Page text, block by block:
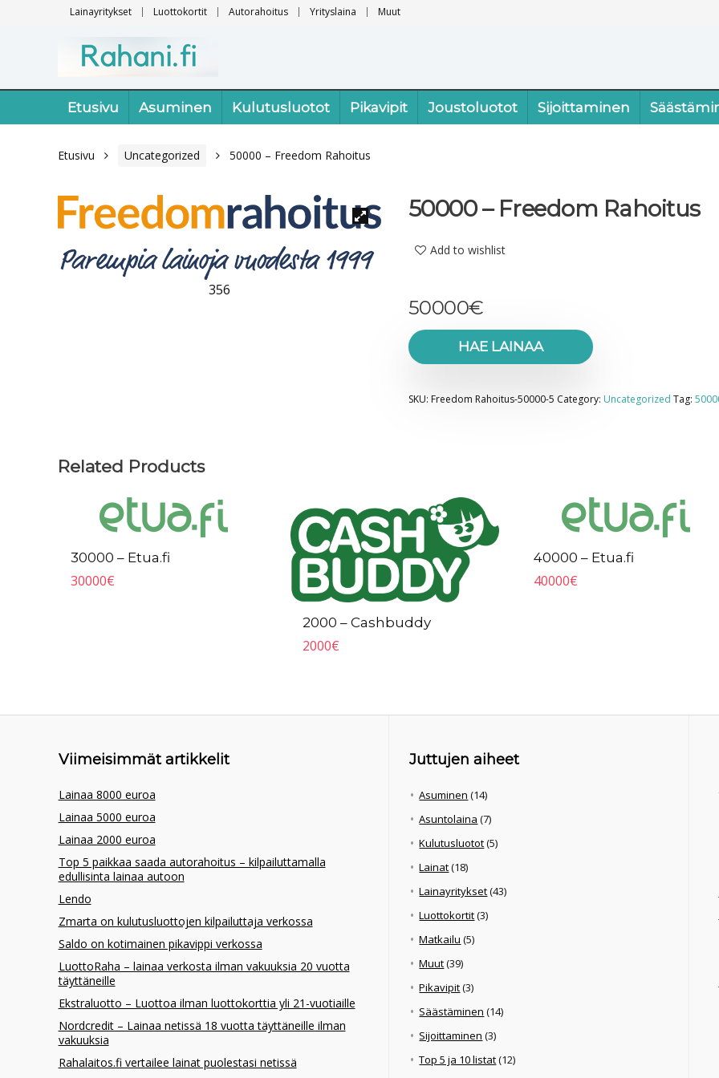
Lainayritykset Luottokortit Autorahoitus Yrityslaina Muut
Etusivu Asuminen Kulutusluotot Pikavipit Joustoluotot Sijoittaminen
Etusivu Uncategorized 50000 – Freedom Rahoitus
356
50000 – Freedom Rahoitus
Add to wishlist
50000€
HAE LAINAA
SKU: Freedom Rahoitus-50000-5 Category: Uncategorized Tag:
Related Products
30000 – Etua.fi
30000€
2000 – Cashbuddy
2000€
40000 – Etua.fi
40000€
Viimeisimmät artikkelit
Lainaa 8000 euroa
Lainaa 5000 euroa
Lainaa 2000 euroa
Top 5 paikkaa saada autorahoitus – kilpailuttamalla
edullisinta lainaa autoon
Lendo
Zmarta on kulutusluottojen kilpailuttaja verkossa
Saldo on kotimainen pikavippi verkossa
LuottoRaha – lainaa verkosta ilman vakuuksia 20 vuotta
täyttäneille
Ekstraluotto – Luottoa ilman luottokorttia yli 21-vuotiaille
Nordcredit – Lainaa netissä 18 vuotta täyttäneille ilman
vakuuksia
Rahalaitos.fi vertailee lainat puolestasi netissä
Juttujen aiheet
Asuminen (14)
Asuntolaina (7)
Kulutusluotot(5)
Lainat(18)
Lainayritykset(43)
Luottokortit(3)
Matkailu (5)
Muut(39)
Pikavipit(3)
Säästäminen (14)
Sijoittaminen (3)
Top 5 ja 10 listat(12)